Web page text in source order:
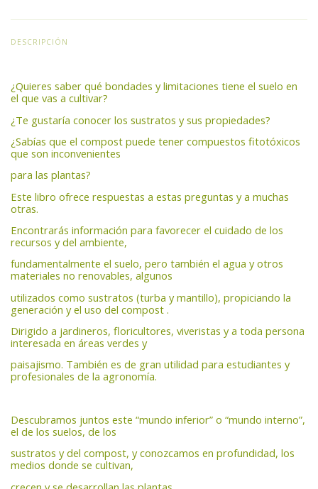
DESCRIPCIÓN
¿Quieres saber qué bondades y limitaciones tiene el suelo en
el que vas a cultivar?
¿Te gustaría conocer los sustratos y sus propiedades?
¿Sabías que el compost puede tener compuestos fitotóxicos
que son inconvenientes
para las plantas?
Este libro ofrece respuestas a estas preguntas y a muchas
otras.
Encontrarás información para favorecer el cuidado de los
recursos y del ambiente,
fundamentalmente el suelo, pero también el agua y otros
materiales no renovables, algunos
utilizados como sustratos (turba y mantillo), propiciando la
generación y el uso del compost .
Dirigido a jardineros, floricultores, viveristas y a toda persona
interesada en áreas verdes y
paisajismo. También es de gran utilidad para estudiantes y
profesionales de la agronomía.
Descubramos juntos este “mundo inferior” o “mundo interno”,
el de los suelos, de los
sustratos y del compost, y conozcamos en profundidad, los
medios donde se cultivan,